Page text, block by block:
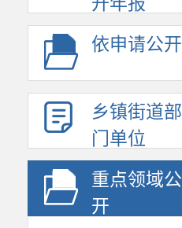
依申请公开
乡镇街道部
门单位
重点领域公
开